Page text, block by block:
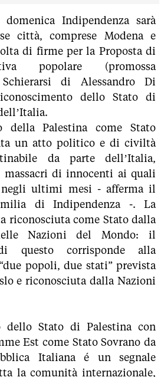
Indipendenza sarà
città, comprese Modena e
di firme per la Proposta di
popolare (promossa
Schierarsi di Alessandro Di
dello Stato di
della Palestina come Stato
un atto politico e di civiltà
da parte dell’Italia,
di innocenti ai quali
negli ultimi mesi - afferma il
di Indipendenza -. La
riconosciuta come Stato dalla
Nazioni del Mondo: il
questo corrisponde alla
popoli, due stati” prevista
e riconosciuta dalla Nazioni
dello Stato di Palestina con
Est come Stato Sovrano da
Italiana é un segnale
la comunità internazionale,